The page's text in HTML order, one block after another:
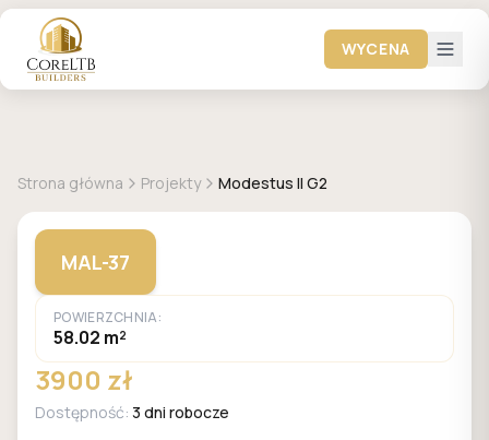
WYCENA
Strona główna Projekty Modestus II G2
MAL-37
POWIERZCHNIA:
58.02 m²
3900 zł
Dostępność: 3 dni robocze